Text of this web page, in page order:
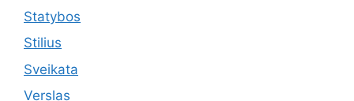
Statybos
Stilius
Sveikata
Verslas